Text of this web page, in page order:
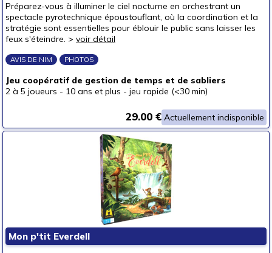
Préparez-vous à illuminer le ciel nocturne en orchestrant un
spectacle pyrotechnique époustouflant, où la coordination et la
stratégie sont essentielles pour éblouir le public sans laisser les
feux s'éteindre. > voir détail
AVIS DE NIM PHOTOS
Jeu coopératif de gestion de temps et de sabliers
2 à 5 joueurs - 10 ans et plus - jeu rapide (<30 min)
Actuellement indisponible
29.00 €
Mon p'tit Everdell